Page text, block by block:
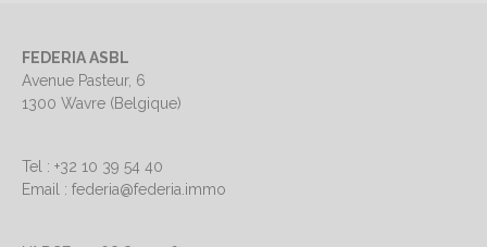
FEDERIA ASBL
Avenue Pasteur, 6
1300 Wavre (Belgique)
Tel : +32 10 39 54 40
Email : federia@federia.immo